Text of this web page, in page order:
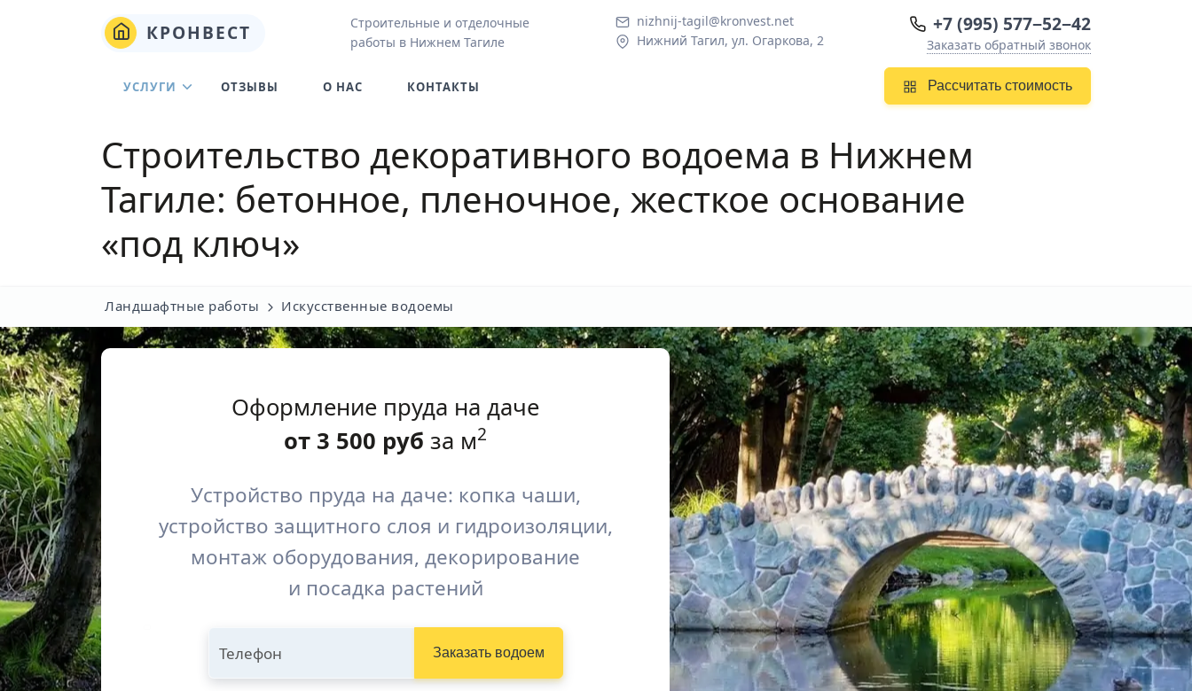
КРОНВЕСТ
Строительные и отделочные
работы в Нижнем Тагиле
nizhnij-tagil@kronvest.net
Нижний Тагил, ул. Огаркова, 2
+7 (995) 577−52−42
Заказать обратный звонок
Рассчитать стоимость
УСЛУГИ ОТЗЫВЫ О НАС КОНТАКТЫ
Строительство декоративного водоема в Нижнем
Тагиле: бетонное, пленочное, жесткое основание
«под ключ»
Ландшафтные работы Искусственные водоемы
Оформление пруда на даче
от 3 500 руб за м2
Устройство пруда на даче: копка чаши,
устройство защитного слоя и гидроизоляции,
монтаж оборудования, декорирование
и посадка растений
Телефон Заказать водоем